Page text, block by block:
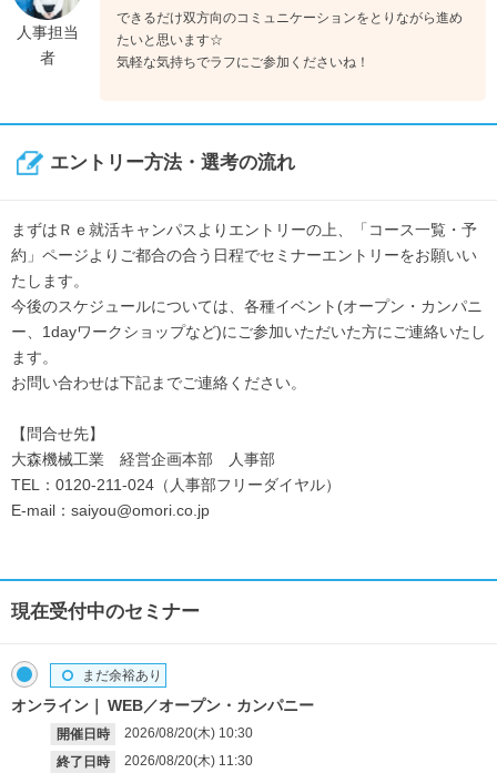
人事担当
者
できるだけ双方向のコミュニケーションをとりながら進め
たいと思います☆
気軽な気持ちでラフにご参加くださいね！
エントリー方法・選考の流れ
まずはＲｅ就活キャンパスよりエントリーの上、「コース一覧・予
約」ページよりご都合の合う日程でセミナーエントリーをお願いい
たします。
今後のスケジュールについては、各種イベント(オープン・カンパニ
ー、1dayワークショップなど)にご参加いただいた方にご連絡いたし
ます。
お問い合わせは下記までご連絡ください。
【問合せ先】
大森機械工業 経営企画本部 人事部
TEL：0120-211-024（人事部フリーダイヤル）
E-mail：saiyou@omori.co.jp
現在受付中のセミナー
オンライン WEB／オープン・カンパニー
開催日時 2026/08/20(木) 10:30
終了日時
2026/08/20(木) 11:30
まだ余裕あり